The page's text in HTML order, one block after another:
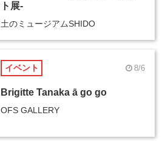
ト展-
土のミュージアムSHIDO
イベント 8/6
Brigitte Tanaka ā go go
OFS GALLERY